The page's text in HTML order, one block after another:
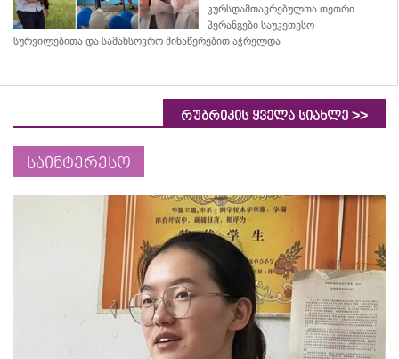
კურსდამთავრებულთა თეთრი
პერანგები საუკეთესო
სურვილებითა და სამახსოვრო მინაწერებით აჭრელდა
რუბრიკის ყველა სიახლე >>
საინტერესო